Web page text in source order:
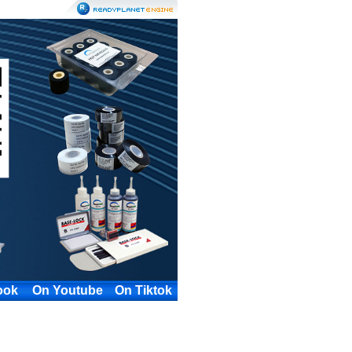
On Youtube On Tiktok